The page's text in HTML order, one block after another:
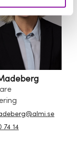
74 14